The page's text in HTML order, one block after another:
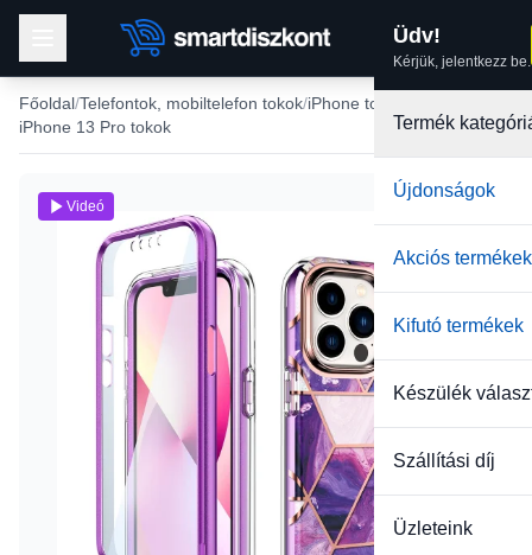
Üdv!
Kérjük, jelentkezz be.
Termék
Újdonságok
Akciós termékek
Kifutó termékek
Készülék
Szállítási díj
Üzleteink
Főoldal Telefontok, mobiltelefon tokok iPhone tokok
iPhone 13 Pro tokok
Videó